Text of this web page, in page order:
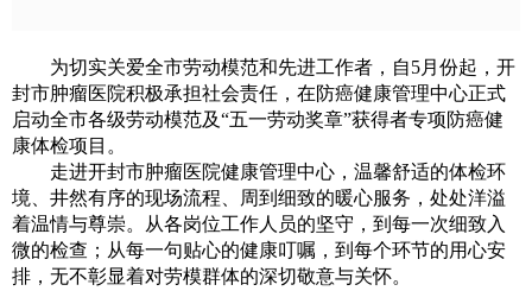
为切实关爱全市劳动模范和先进工作者，自5月份起，开
封市肿瘤医院积极承担社会责任，在防癌健康管理中心正式
启动全市各级劳动模范及“五一劳动奖章”获得者专项防癌健
康体检项目。
走进开封市肿瘤医院健康管理中心，温馨舒适的体检环
境、井然有序的现场流程、周到细致的暖心服务，处处洋溢
着温情与尊崇。从各岗位工作人员的坚守，到每一次细致入
微的检查；从每一句贴心的健康叮嘱，到每个环节的用心安
排，无不彰显着对劳模群体的深切敬意与关怀。